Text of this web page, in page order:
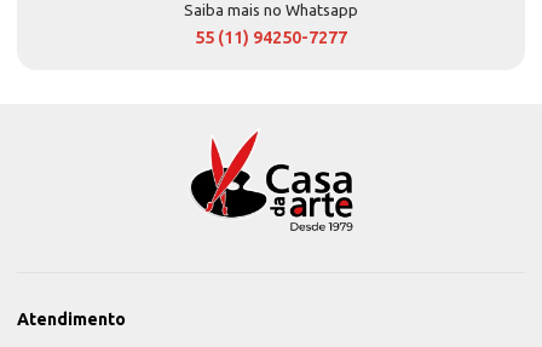
Saiba mais no Whatsapp
55 (11) 94250-7277
Atendimento